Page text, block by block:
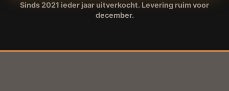
Sinds 2021 ieder jaar uitverkocht. Levering ruim voor
december.